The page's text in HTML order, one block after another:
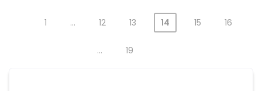
1 … 12 13 14 15 16
… 19